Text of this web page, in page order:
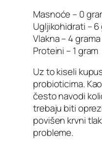
Masnoće – 0
Ugljikohidrati – 6
Vlakna – 4 grama
Proteini – 1 gram
Uz to kiseli
probioticima.
često navodi
trebaju biti
povišen krvni
probleme.